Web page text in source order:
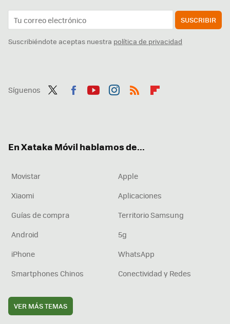
SUSCRIBIR
Suscribiéndote aceptas nuestra política de privacidad
Síguenos
En Xataka Móvil hablamos de...
Movistar
Apple
Xiaomi
Aplicaciones
Guías de compra
Territorio Samsung
Android
5g
iPhone
WhatsApp
Smartphones Chinos
Conectividad y Redes
VER MÁS TEMAS